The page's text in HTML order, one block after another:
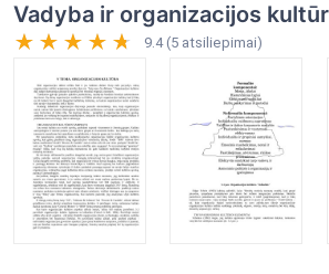
Vadyba ir organizacijos
9.4 (5 atsiliepimai)